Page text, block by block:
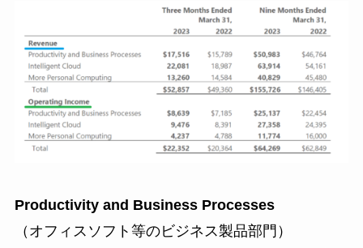
Productivity and Business Processes
（オフィスソフト等のビジネス製品部門）